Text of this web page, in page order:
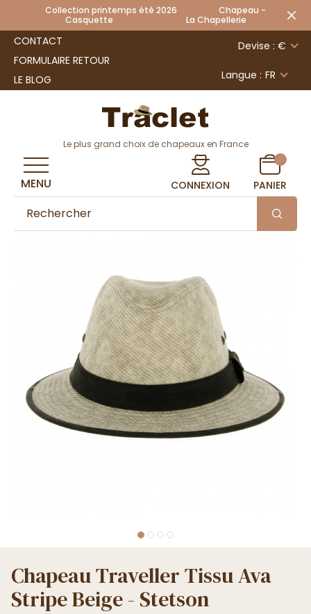
Collection printemps été 2026 Chapeau -
Casquette La Chapellerie
CONTACT
FORMULAIRE RETOUR
LE BLOG
Devise : €
Langue : FR
Le plus grand choix de chapeaux en France
CONNEXION PANIER
MENU
Chapeau Traveller Tissu Ava
Stripe Beige - Stetson